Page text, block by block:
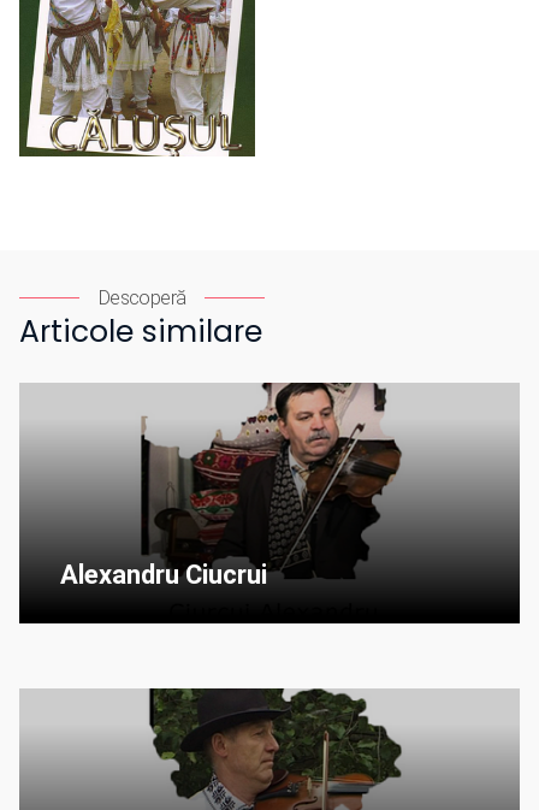
Descoperă
Articole similare
Alexandru Ciucrui